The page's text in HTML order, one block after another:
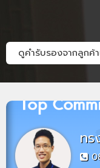
ดูคำรับรองจากลูกค้
ท